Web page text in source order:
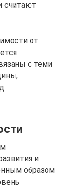
считают
от
с теми
и
образом